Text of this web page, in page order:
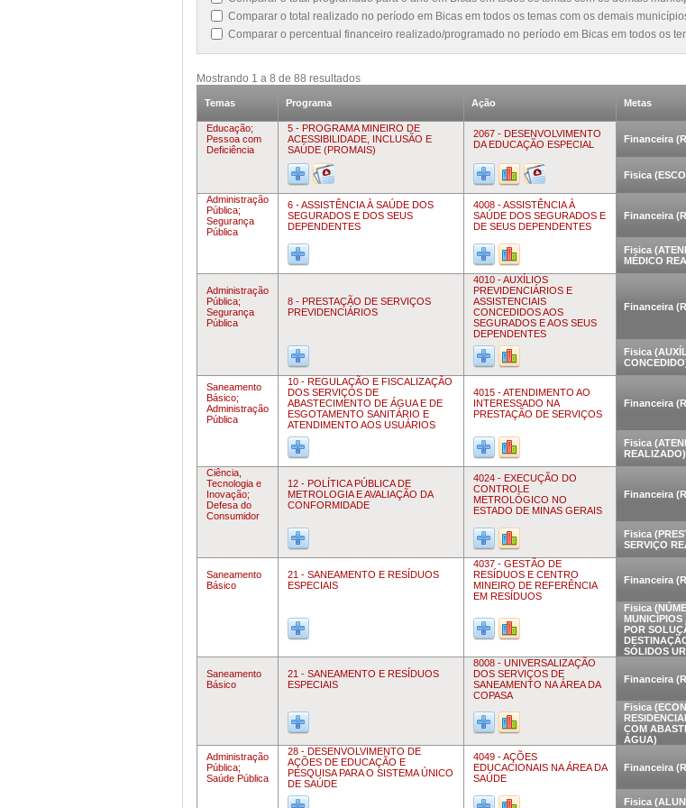
Comparar o total realizado no período em Bicas em todos os temas com os demais
Comparar o percentual financeiro realizado/programado no período em Bicas em todos os
Mostrando 1 a 8 de 88 resultados
Temas Programa Ação Metas
Educação;
Pessoa com
Deficiência
5 - PROGRAMA MINEIRO DE
ACESSIBILIDADE, INCLUSÃO E
SAÚDE (PROMAIS)
2067 - DESENVOLVIMENTO
DA EDUCAÇÃO ESPECIAL
Financeira
Fisica
Administração
Pública;
Segurança
Pública
6 - ASSISTÊNCIA À SAÚDE DOS
SEGURADOS E DOS SEUS
DEPENDENTES
4008 - ASSISTÊNCIA À
SAÚDE DOS SEGURADOS E
DE SEUS DEPENDENTES
Financeira
Fisica
MÉDICO
Administração
Pública;
Segurança
Pública
8 - PRESTAÇÃO DE SERVIÇOS
PREVIDENCIÁRIOS
4010 - AUXÍLIOS
PREVIDENCIÁRIOS E
ASSISTENCIAIS
CONCEDIDOS AOS
SEGURADOS E AOS SEUS
DEPENDENTES
Financeira
Fisica
Saneamento
Básico;
Administração
Pública
10 - REGULAÇÃO E FISCALIZAÇÃO
DOS SERVIÇOS DE
ABASTECIMENTO DE ÁGUA E DE
ESGOTAMENTO SANITÁRIO E
ATENDIMENTO AOS USUÁRIOS
4015 - ATENDIMENTO AO
INTERESSADO NA
PRESTAÇÃO DE SERVIÇOS
Financeira
Fisica
REALIZADO)
Ciência,
Tecnologia e
Inovação;
Defesa do
Consumidor
12 - POLÍTICA PÚBLICA DE
METROLOGIA E AVALIAÇÃO DA
CONFORMIDADE
4024 - EXECUÇÃO DO
CONTROLE
METROLÓGICO NO
ESTADO DE MINAS GERAIS
Financeira
Fisica
SERVIÇO
Saneamento
Básico
21 - SANEAMENTO E RESÍDUOS
ESPECIAIS
4037 - GESTÃO DE
RESÍDUOS E CENTRO
MINEIRO DE REFERÊNCIA
EM RESÍDUOS
Financeira
Fisica
MUNICÍPIOS
POR
SÓLIDOS
Saneamento
Básico
21 - SANEAMENTO E RESÍDUOS
ESPECIAIS
8008 - UNIVERSALIZAÇÃO
DOS SERVIÇOS DE
SANEAMENTO NA ÁREA DA
COPASA
Financeira
Fisica
COM
ÁGUA)
Administração
Pública;
Saúde Pública
28 - DESENVOLVIMENTO DE
AÇÕES DE EDUCAÇÃO E
PESQUISA PARA O SISTEMA ÚNICO
DE SAÚDE
4049 - AÇÕES
EDUCACIONAIS NA ÁREA DA
SAÚDE
Financeira
Fisica